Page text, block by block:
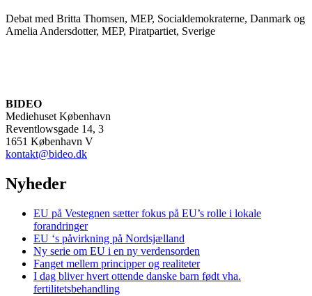
Debat med Britta Thomsen, MEP, Socialdemokraterne, Danmark og
Amelia Andersdotter, MEP, Piratpartiet, Sverige
BIDEO
Mediehuset København
Reventlowsgade 14, 3
1651 København V
kontakt@bideo.dk
Nyheder
EU på Vestegnen sætter fokus på EU’s rolle i lokale
forandringer
EU ‘s påvirkning på Nordsjælland
Ny serie om EU i en ny verdensorden
Fanget mellem principper og realiteter
I dag bliver hvert ottende danske barn født vha.
fertilitetsbehandling